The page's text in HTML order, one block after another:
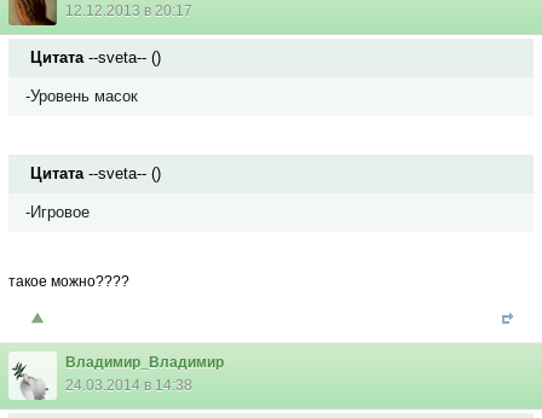
12.12.2013 в 20:17
Цитата --sveta-- ()
-Уровень масок
Цитата --sveta-- ()
-Игровое
такое можно????
Владимир_Владимир
24.03.2014 в 14:38